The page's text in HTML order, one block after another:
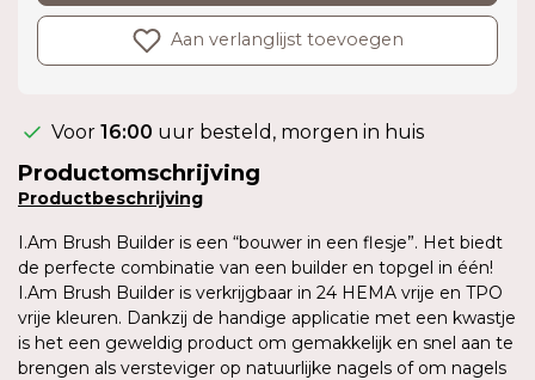
Aan verlanglijst toevoegen
Voor 16:00 uur besteld, morgen in huis
Productomschrijving
Productbeschrijving
I.Am Brush Builder is een “bouwer in een flesje”. Het biedt
de perfecte combinatie van een builder en topgel in één!
I.Am Brush Builder is verkrijgbaar in 24 HEMA vrije en TPO
vrije kleuren. Dankzij de handige applicatie met een kwastje
is het een geweldig product om gemakkelijk en snel aan te
brengen als versteviger op natuurlijke nagels of om nagels